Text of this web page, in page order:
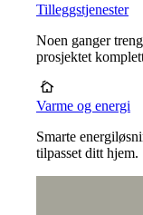
Tilleggstjenester
Noen ganger
prosjektet
Varme og energi
Smarte
tilpasset ditt hjem.